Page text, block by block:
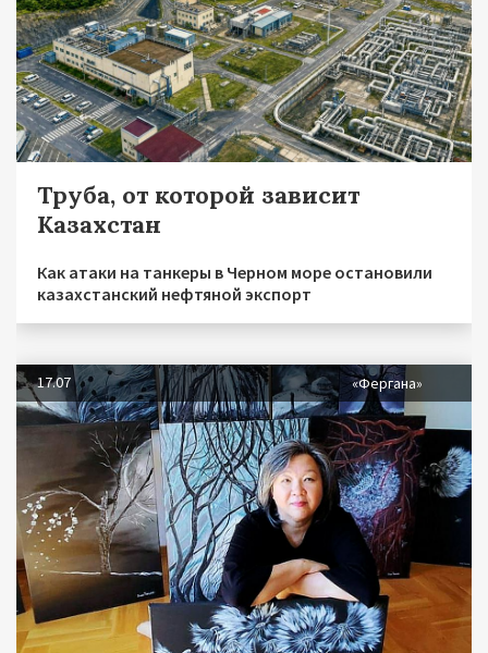
Труба, от которой зависит
Казахстан
Как атаки на танкеры в Черном море остановили
казахстанский нефтяной экспорт
17.07 «Фергана»